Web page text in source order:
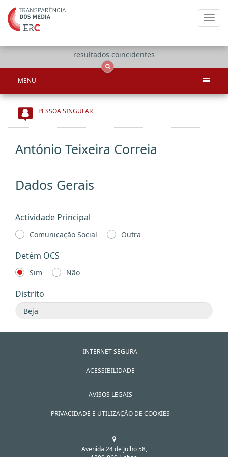
resultados coincidentes
MENU
PESSOA SINGULAR
António Teixeira Correia
Dados Gerais
Actividade Principal
Comunicação Social Outra
Detém OCS
Sim Não
Distrito
INTERNET SEGURA
ACESSIBILIDADE
AVISOS LEGAIS
PRIVACIDADE E UTILIZAÇÃO DE COOKIES
Avenida 24 de Julho 58,